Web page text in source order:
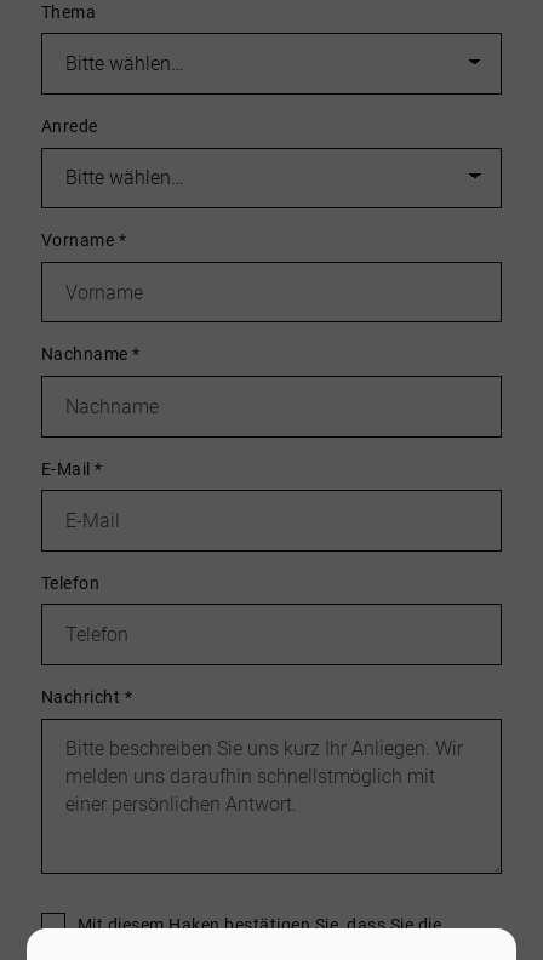
Thema
Anrede
Vorname *
Nachname*
E-Mail*
Telefon
Nachricht *
Mit diesem Haken bestätigen Sie, dass Sie die